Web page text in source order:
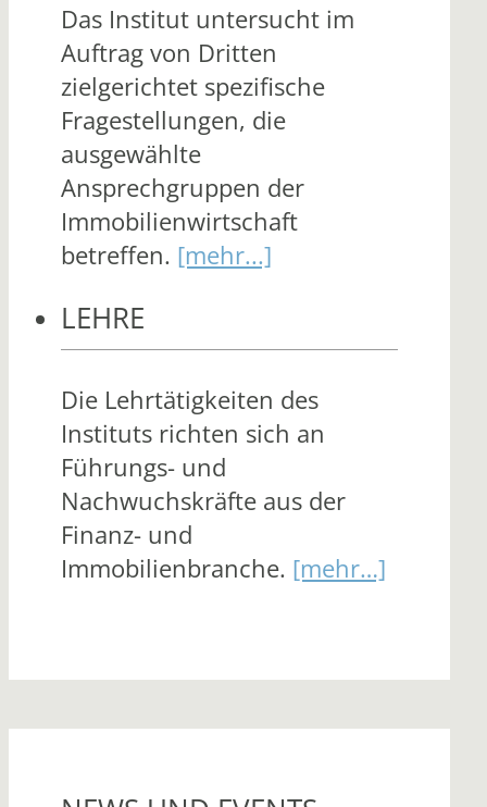
Das Institut untersucht im
Auftrag von Dritten
zielgerichtet spezifische
Fragestellungen, die
ausgewählte
Ansprechgruppen der
Immobilienwirtschaft
betreffen. [mehr...]
LEHRE
Die Lehrtätigkeiten des
Instituts richten sich an
Führungs- und
Nachwuchskräfte aus der
Finanz- und
Immobilienbranche. [mehr…]